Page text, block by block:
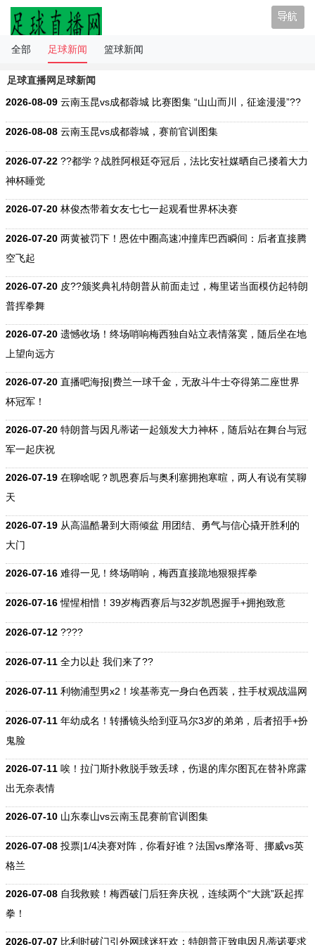
全部 足球新闻 篮球新闻
足球直播网足球新闻
2026-08-09 云南玉昆vs成都蓉城 比赛图集 “山山而川，征途漫漫”??
2026-08-08 云南玉昆vs成都蓉城，赛前官训图集
2026-07-22 ??都学？战胜阿根廷夺冠后，法比安社媒晒自己搂着大力
神杯睡觉
2026-07-20 林俊杰带着女友七七一起观看世界杯决赛
2026-07-20 两黄被罚下！恩佐中圈高速冲撞库巴西瞬间：后者直接腾
空飞起
2026-07-20 皮??颁奖典礼特朗普从前面走过，梅里诺当面模仿起特朗
普挥拳舞
2026-07-20 遗憾收场！终场哨响梅西独自站立表情落寞，随后坐在地
上望向远方
2026-07-20 直播吧海报|费兰一球千金，无敌斗牛士夺得第二座世界
杯冠军！
2026-07-20 特朗普与因凡蒂诺一起颁发大力神杯，随后站在舞台与冠
军一起庆祝
2026-07-19 在聊啥呢？凯恩赛后与奥利塞拥抱寒暄，两人有说有笑聊
天
2026-07-19 从高温酷暑到大雨倾盆 用团结、勇气与信心撬开胜利的
大门
2026-07-16 难得一见！终场哨响，梅西直接跪地狠狠挥拳
2026-07-16惺惺相惜！39岁梅西赛后与32岁凯恩握手+拥抱致意
2026-07-12 ????
2026-07-11 全力以赴 我们来了??
2026-07-11 利物浦型男x2！埃基蒂克一身白色西装，拄手杖观战温网
2026-07-11 年幼成名！转播镜头给到亚马尔3岁的弟弟，后者招手+扮
鬼脸
2026-07-11 唉！拉门斯扑救脱手致丢球，伤退的库尔图瓦在替补席露
出无奈表情
2026-07-10 山东泰山vs云南玉昆赛前官训图集
2026-07-08 投票|1/4决赛对阵，你看好谁？法国vs摩洛哥、挪威vs英
格兰
2026-07-08 自我救赎！梅西破门后狂奔庆祝，连续两个“大跳”跃起挥
拳！
2026-07-07 比利时破门引外网球迷狂欢：特朗普正致电因凡蒂诺要求